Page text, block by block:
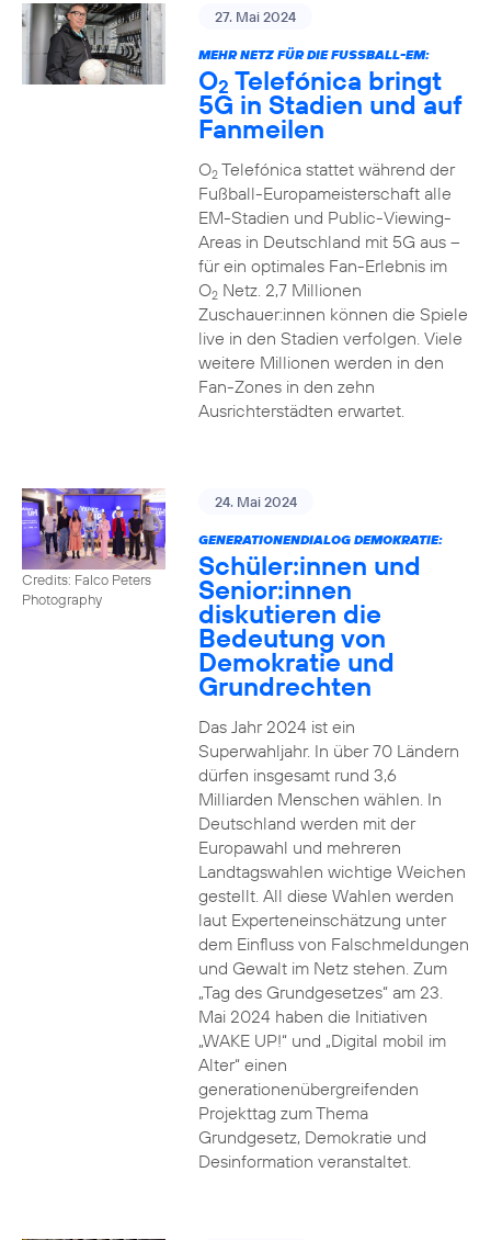
27. Mai 2024
MEHR NETZ FÜR DIE FUSSBALL-EM:
O2 Telefónica bringt
5G in Stadien und auf
Fanmeilen
O2Telefónica stattet während der
Fußball-Europameisterschaft alle
EM-Stadien und Public-Viewing-
Areas in Deutschland mit 5G aus –
für ein optimales Fan-Erlebnis im
O2Netz. 2,7 Millionen
Zuschauer:innen können die Spiele
live in den Stadien verfolgen. Viele
weitere Millionen werden in den
Fan-Zones in den zehn
Ausrichterstädten erwartet.
Credits: Falco Peters
Photography
24. Mai 2024
GENERATIONENDIALOG DEMOKRATIE:
Schüler:innen und
Senior:innen
diskutieren die
Bedeutung von
Demokratie und
Grundrechten
Das Jahr 2024 ist ein
Superwahljahr. In über 70 Ländern
dürfen insgesamt rund 3,6
Milliarden Menschen wählen. In
Deutschland werden mit der
Europawahl und mehreren
Landtagswahlen wichtige Weichen
gestellt. All diese Wahlen werden
laut Experteneinschätzung unter
dem Einfluss von Falschmeldungen
und Gewalt im Netz stehen. Zum
„Tag des Grundgesetzes“ am 23.
Mai 2024 haben die Initiativen
„WAKE UP!“ und „Digital mobil im
Alter“ einen
generationenübergreifenden
Projekttag zum Thema
Grundgesetz, Demokratie und
Desinformation veranstaltet.